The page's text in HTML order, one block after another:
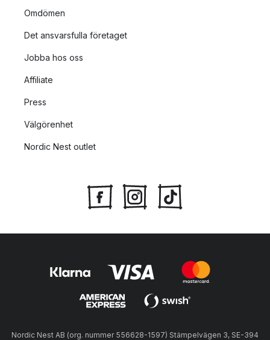
Omdömen
Det ansvarsfulla företaget
Jobba hos oss
Affiliate
Press
Välgörenhet
Nordic Nest outlet
Nordic Nest AB (org. nummer 556628-1597) Stämpelvägen 3, SE-394